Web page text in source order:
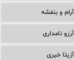
آرام و بنفشه
آرزو نامداری
آزیتا خیری